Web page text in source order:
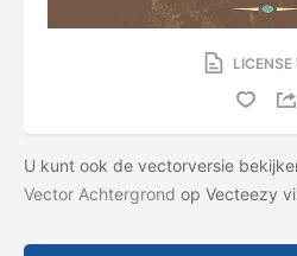
LICENSE
U kunt ook de vectorversie
Vector Achtergrond op Vecteezy